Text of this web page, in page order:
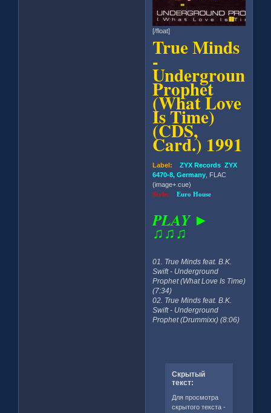
[/float]
True Minds
-
Underground
Prophet
(What Love
Is Time)
(CDS,
Card.) 1991
Label: ZYX Records ZYX
6470-8, Germany , FLAC
(image+.cue)
Style:Euro House
PLAY ►
♫♫♫
01. True Minds feat. B.K.
Swift - Underground
Prophet (What Love Is Time)
(7:34)
02. True Minds feat. B.K.
Swift - Underground
Prophet (Drummixx) (8:06)
Скрытый
текст:
Для просмотра
скрытого текста -